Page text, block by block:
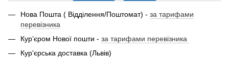
Нова Пошта ( Відділення/Поштомат) - за тарифами
перевізника
Кур’єром Нової пошти - за тарифами перевізника
Кур'єрська доставка (Львів)